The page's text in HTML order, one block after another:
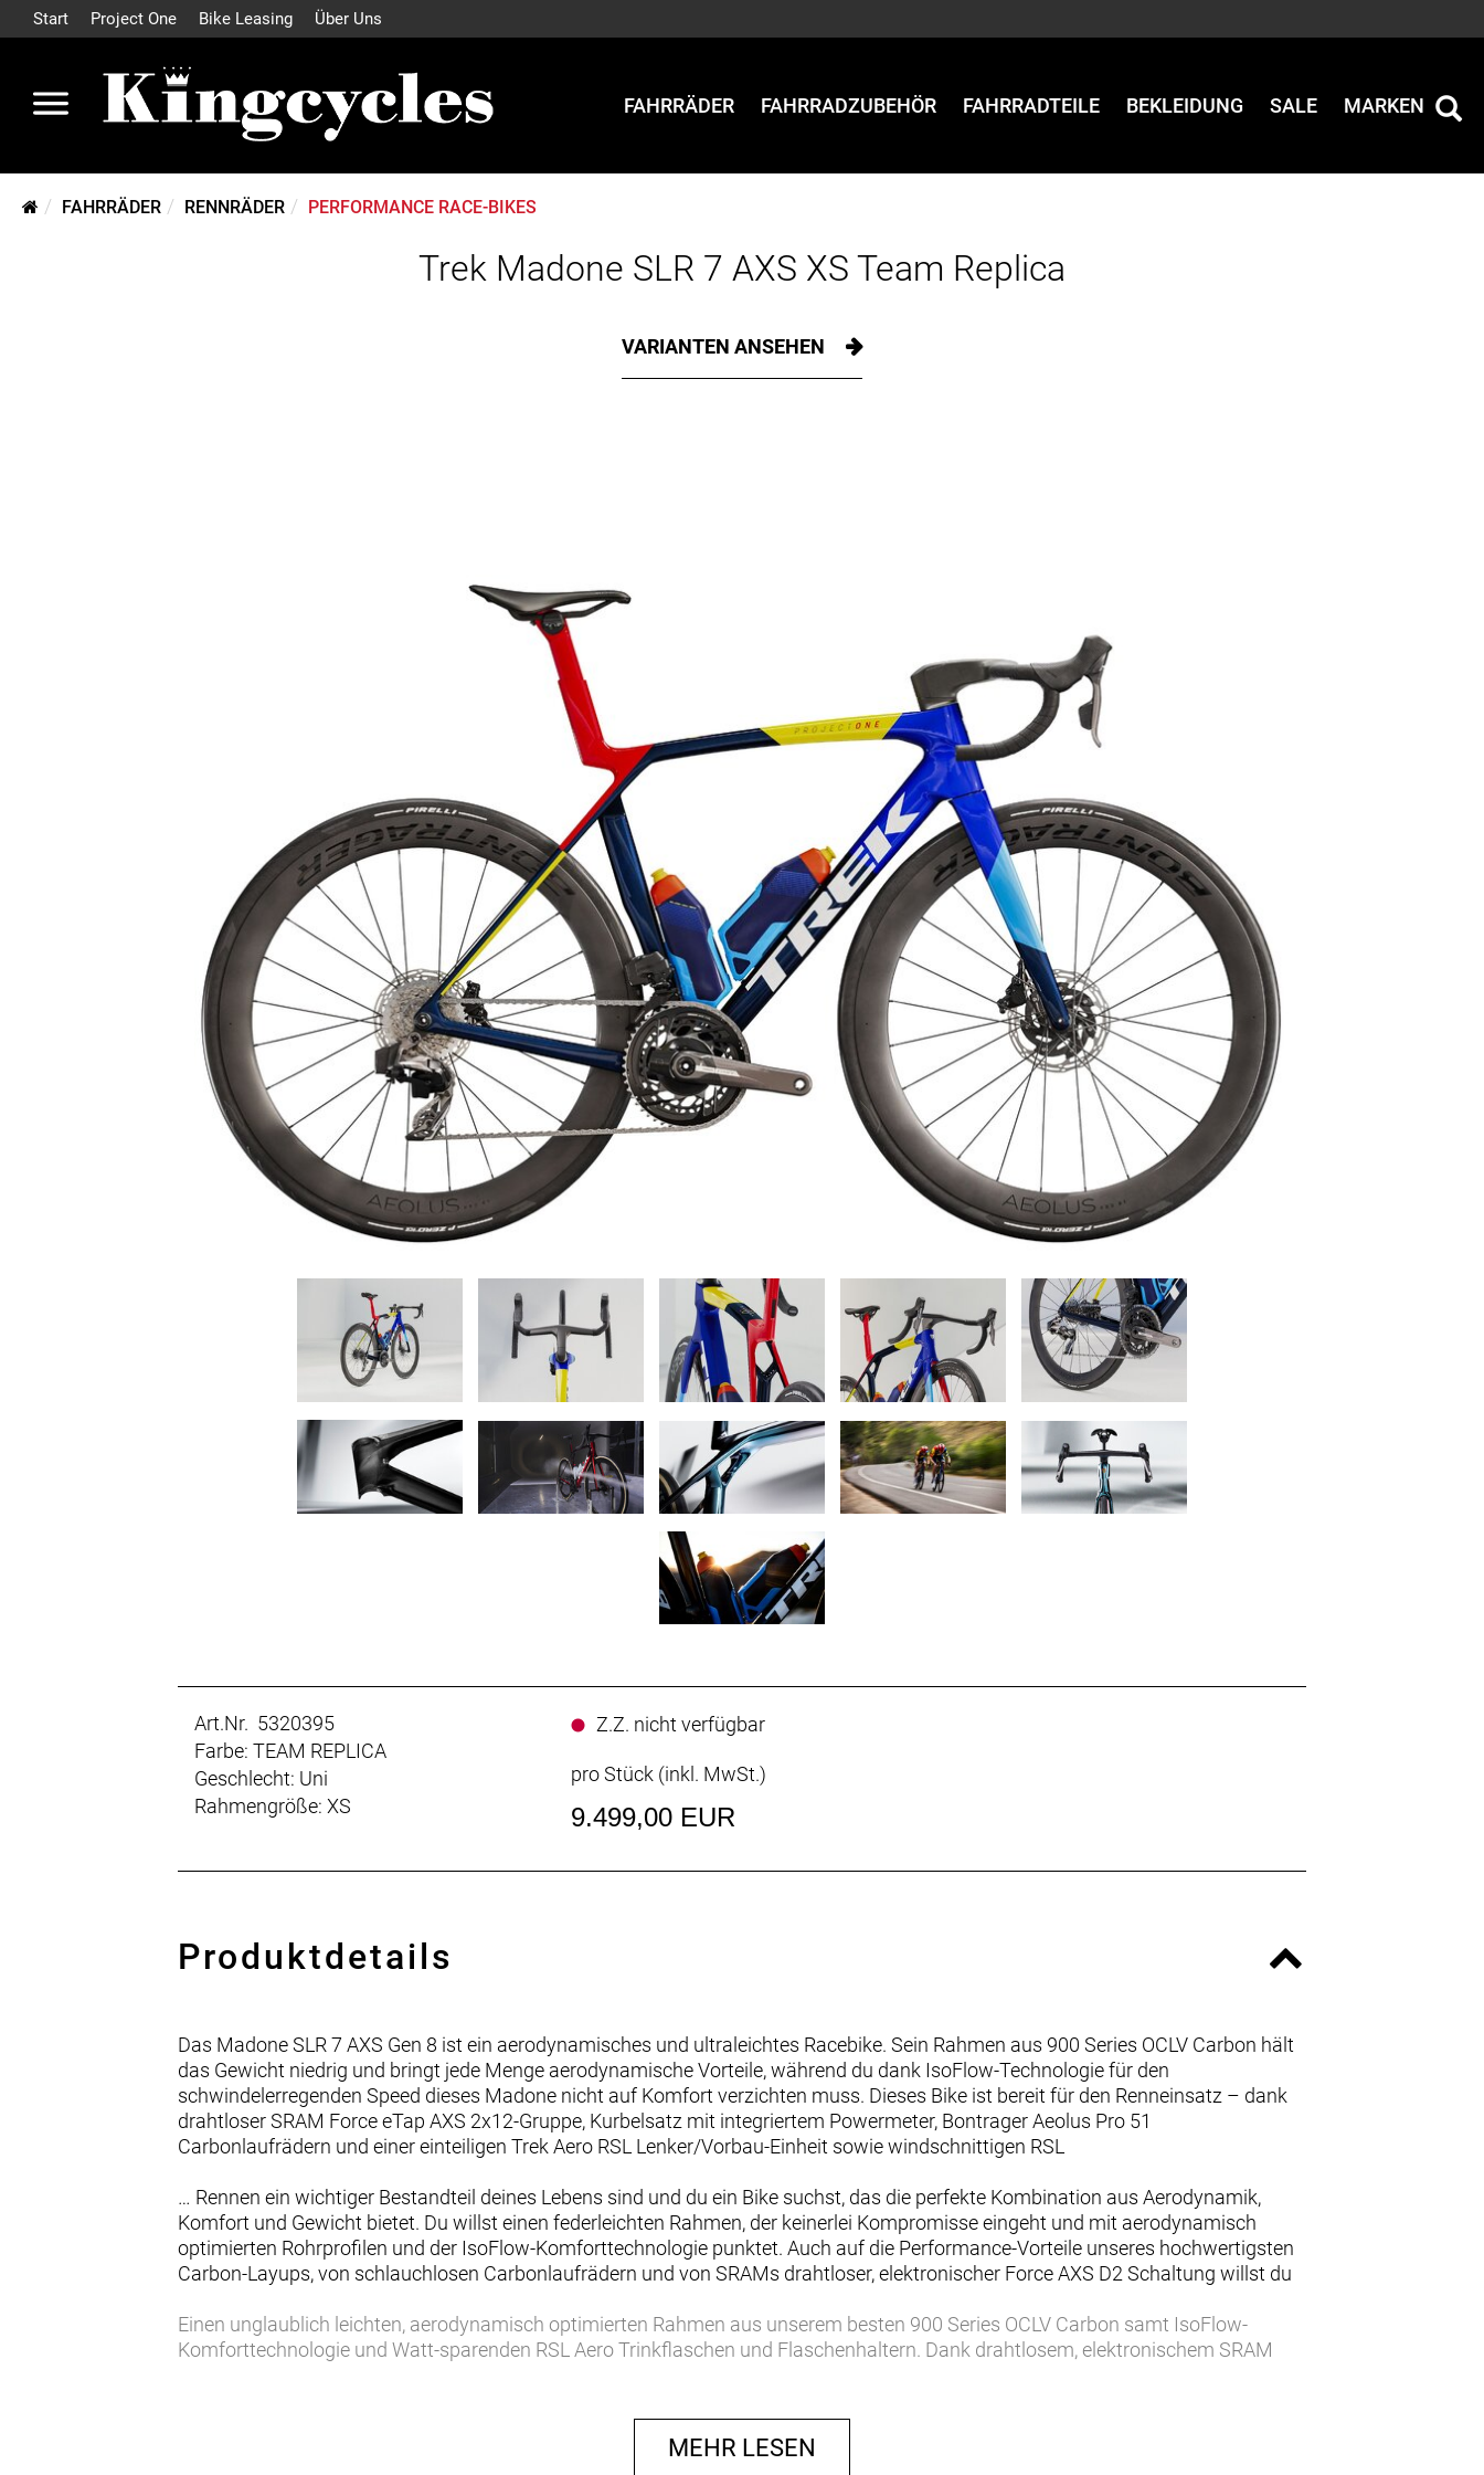
Start Project One Bike Leasing Über Uns
FAHRRÄDER FAHRRADZUBEHÖR FAHRRADTEILE BEKLEIDUNG SALE MARKEN
FAHRRÄDER RENNRÄDER PERFORMANCE RACE-BIKES
Trek Madone SLR 7 AXS XS Team Replica
VARIANTEN ANSEHEN
Art.Nr. 5320395
Farbe: TEAM REPLICA
Geschlecht: Uni
Rahmengröße: XS
Z.Z. nicht verfügbar
pro Stück (inkl. MwSt.)
9.499,00 EUR
Produktdetails
Das Madone SLR 7 AXS Gen 8 ist ein aerodynamisches und ultraleichtes Racebike. Sein Rahmen aus 900 Series OCLV Carbon hält
das Gewicht niedrig und bringt jede Menge aerodynamische Vorteile, während du dank IsoFlow-Technologie für den
schwindelerregenden Speed dieses Madone nicht auf Komfort verzichten muss. Dieses Bike ist bereit für den Renneinsatz – dank
drahtloser SRAM Force eTap AXS 2x12-Gruppe, Kurbelsatz mit integriertem Powermeter, Bontrager Aeolus Pro 51
Carbonlaufrädern und einer einteiligen Trek Aero RSL Lenker/Vorbau-Einheit sowie windschnittigen RSL
… Rennen ein wichtiger Bestandteil deines Lebens sind und du ein Bike suchst, das die perfekte Kombination aus Aerodynamik,
Komfort und Gewicht bietet. Du willst einen federleichten Rahmen, der keinerlei Kompromisse eingeht und mit aerodynamisch
optimierten Rohrprofilen und der IsoFlow-Komforttechnologie punktet. Auch auf die Performance-Vorteile unseres hochwertigsten
Carbon-Layups, von schlauchlosen Carbonlaufrädern und von SRAMs drahtloser, elektronischer Force AXS D2 Schaltung willst du
Einen unglaublich leichten, aerodynamisch optimierten Rahmen aus unserem besten 900 Series OCLV Carbon samt IsoFlow-
Komforttechnologie und Watt-sparenden RSL Aero Trinkflaschen und Flaschenhaltern. Dank drahtlosem, elektronischem SRAM
Bontrager Aeolus Pro 51 Carbonlaufrädern und einer einteiligen Trek Aero RSL Lenker/Vorbau-Einheit.
MEHR LESEN